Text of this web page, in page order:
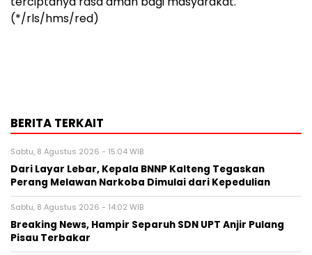
(*/rls/hms/red)
BERITA TERKAIT
Sabtu, 8 Agustus 2026 - 15:04 WIB
Dari Layar Lebar, Kepala BNNP Kalteng Tegaskan
Perang Melawan Narkoba Dimulai dari Kepedulian
Sabtu, 8 Agustus 2026 - 14:02 WIB
Breaking News, Hampir Separuh SDN UPT Anjir Pulang
Pisau Terbakar